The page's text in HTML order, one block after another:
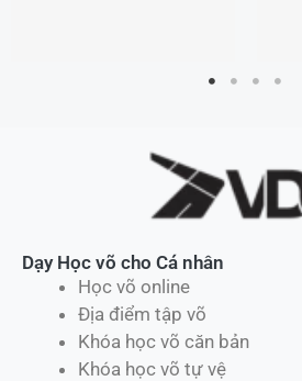
Dạy Học võ cho Cá nhân
Học võ online
Địa điểm tập võ
Khóa học võ căn bản
Khóa học võ tự vệ